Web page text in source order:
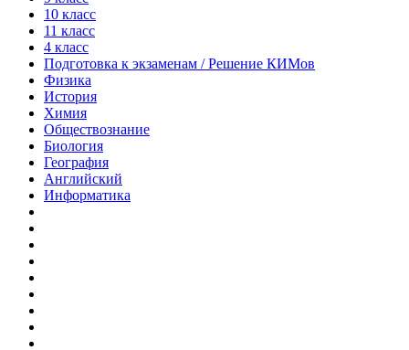
10 класс
11 класс
4 класс
Подготовка к экзаменам / Решение КИМов
Физика
История
Химия
Обществознание
Биология
География
Английский
Информатика